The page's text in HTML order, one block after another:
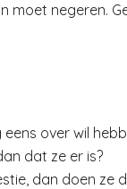
moet negeren.
over wil
dat ze er is?
dan doen ze